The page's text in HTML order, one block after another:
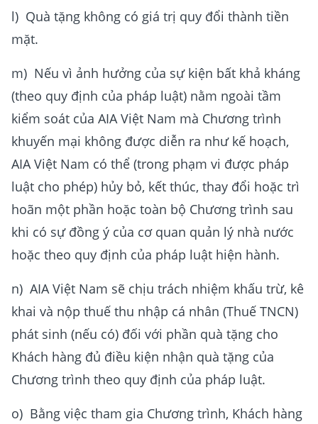
l) Quà tặng không có giá trị quy đổi thành tiền
mặt.
m) Nếu vì ảnh hưởng của sự kiện bất khả kháng
(theo quy định của pháp luật) nằm ngoài tầm
kiểm soát của AIA Việt Nam mà Chương trình
khuyến mại không được diễn ra như kế hoạch,
AIA Việt Nam có thể (trong phạm vi được pháp
luật cho phép) hủy bỏ, kết thúc, thay đổi hoặc trì
hoãn một phần hoặc toàn bộ Chương trình sau
khi có sự đồng ý của cơ quan quản lý nhà nước
hoặc theo quy định của pháp luật hiện hành.
n) AIA Việt Nam sẽ chịu trách nhiệm khấu trừ, kê
khai và nộp thuế thu nhập cá nhân (Thuế TNCN)
phát sinh (nếu có) đối với phần quà tặng cho
Khách hàng đủ điều kiện nhận quà tặng của
Chương trình theo quy định của pháp luật.
o) Bằng việc tham gia Chương trình, Khách hàng